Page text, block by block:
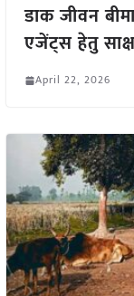
डाक जीवन
एजेंट्स हेतु
April 22, 2026